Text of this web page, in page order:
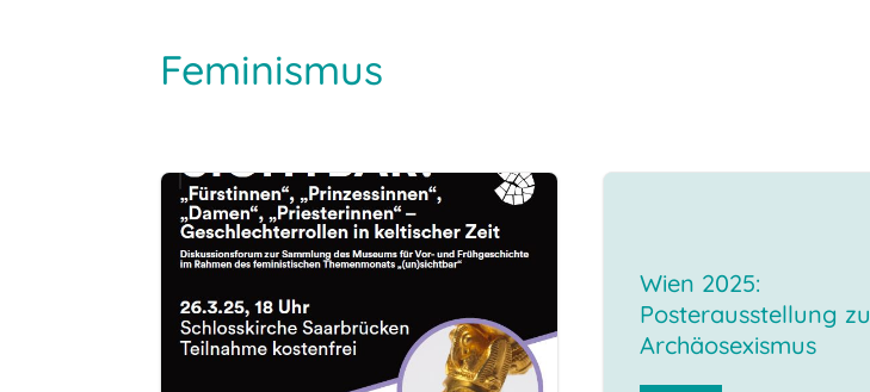
Feminismus
Wien 2025:
Posterausstellung zu
Archäosexismus